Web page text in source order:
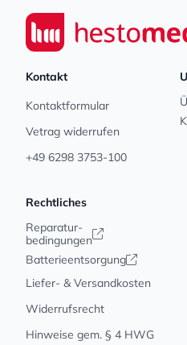
Seiwert GmbH
Kontakt
Kontaktformular
Vetrag widerrufen
+49 6298 3753-100
Rechtliches
Reparatur-
bedingungen
Batterieentsorgung
Liefer- & Versandkosten
Widerrufsrecht
Hinweise gem. § 4 HWG